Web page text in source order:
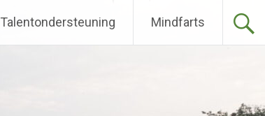
Talentondersteuning Mindfarts